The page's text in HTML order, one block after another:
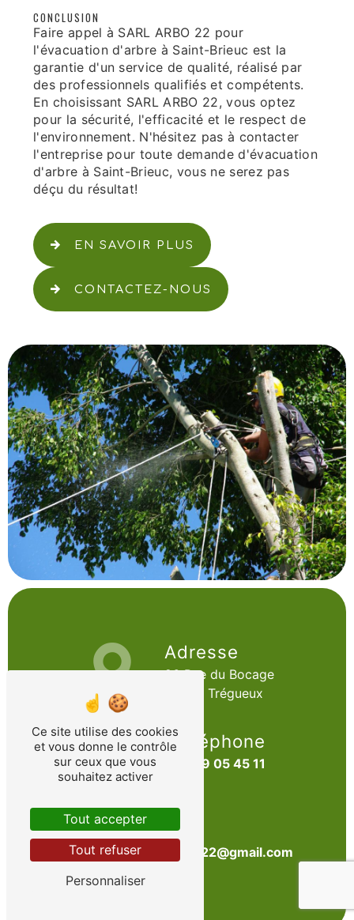
CONCLUSION
Faire appel à SARL ARBO 22 pour
l'évacuation d'arbre à Saint-Brieuc est la
garantie d'un service de qualité, réalisé par
des professionnels qualifiés et compétents.
En choisissant SARL ARBO 22, vous optez
pour la sécurité, l'efficacité et le respect de
l'environnement. N'hésitez pas à contacter
l'entreprise pour toute demande d'évacuation
d'arbre à Saint-Brieuc, vous ne serez pas
déçu du résultat!
EN SAVOIR PLUS
CONTACTEZ-NOUS
Adresse
26 Rue du Bocage
22950 Trégueux
Téléphone
06 69 05 45 11
E-mail
sarl.arbo22@gmail.com
Ce site utilise des cookies
et vous donne le contrôle
sur ceux que vous
souhaitez activer
Tout accepter
Tout refuser
Personnaliser